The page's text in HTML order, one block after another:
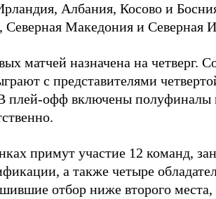
Албания, Косово и
Македония и Северная
матчей назначена на четверг.
с представителями
плей-офф включены полуфиналы
примут участие 12 команд,
а также четыре
отбор ниже второго